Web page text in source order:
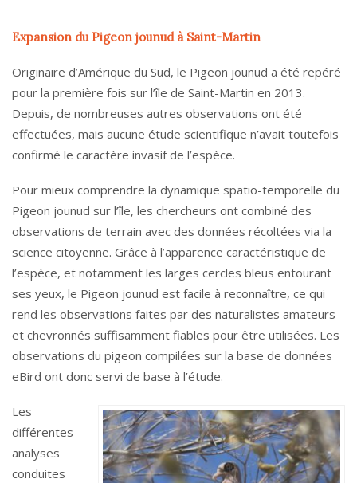
Expansion du Pigeon jounud à Saint-Martin
Originaire d’Amérique du Sud, le Pigeon jounud a été repéré
pour la première fois sur l’île de Saint-Martin en 2013.
Depuis, de nombreuses autres observations ont été
effectuées, mais aucune étude scientifique n’avait toutefois
confirmé le caractère invasif de l’espèce.
Pour mieux comprendre la dynamique spatio-temporelle du
Pigeon jounud sur l’île, les chercheurs ont combiné des
observations de terrain avec des données récoltées via la
science citoyenne. Grâce à l’apparence caractéristique de
l’espèce, et notamment les larges cercles bleus entourant
ses yeux, le Pigeon jounud est facile à reconnaître, ce qui
rend les observations faites par des naturalistes amateurs
et chevronnés suffisamment fiables pour être utilisées. Les
observations du pigeon compilées sur la base de données
eBird ont donc servi de base à l’étude.
Les
différentes
analyses
conduites